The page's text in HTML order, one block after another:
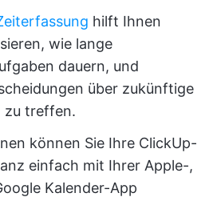
hilft Ihnen
wie lange
dauern, und
über zukünftige
zu treffen.
können Sie Ihre ClickUp-
einfach mit Ihrer Apple-,
Kalender-App